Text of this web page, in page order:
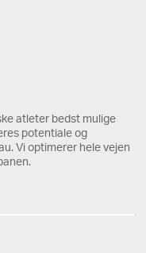
atleter bedst mulige
potentiale og
Vi optimerer hele vejen